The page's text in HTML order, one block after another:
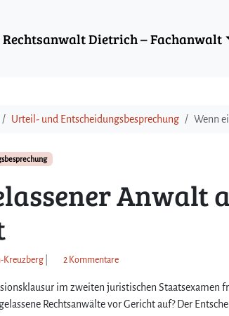
Rechtsanwalt Dietrich – Fachanwalt
Urteil- und Entscheidungsbesprechung Wenn
Anwalt
Kreuzberg 2 Kommentarez
W
e
im zweiten juristischen Staatsexamen
Rechtsanwälte vor Gericht auf? Der